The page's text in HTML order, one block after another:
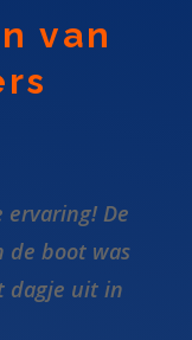
van
De
de boot was
dagje uit in